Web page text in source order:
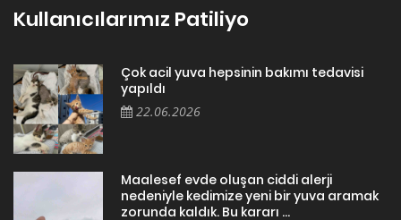
Kullanıcılarımız Patiliyo
Çok acil yuva hepsinin bakımı tedavisi
yapıldı
22.06.2026
Maalesef evde oluşan ciddi alerji
nedeniyle kedimize yeni bir yuva aramak
zorunda kaldık. Bu kararı ...